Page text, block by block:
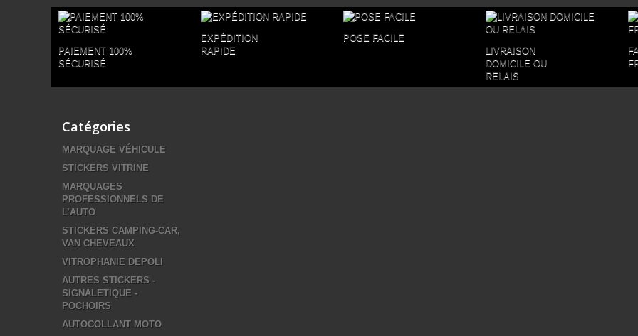
PAIEMENT 100%
SÉCURISÉ
EXPÉDITION
RAPIDE
POSE FACILE
LIVRAISON
DOMICILE OU
RELAIS
Catégories
MARQUAGE VÉHICULE
STICKERS VITRINE
MARQUAGES
PROFESSIONNELS DE
L’AUTO
STICKERS CAMPING-CAR,
VAN CHEVEAUX
VITROPHANIE DEPOLI
AUTRES STICKERS -
SIGNALETIQUE -
POCHOIRS
AUTOCOLLANT MOTO